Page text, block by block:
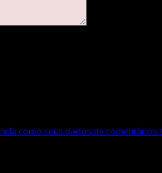
como seus dados de comentários